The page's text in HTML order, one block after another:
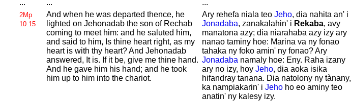
...
... ...
2Mp
10.15
And when he was departed thence, he
lighted on Jehonadab the son of Rechab
coming to meet him: and he saluted him,
and said to him, Is thine heart right, as my
heart is with thy heart? And Jehonadab
answered, It is. If it be, give me thine hand.
And he gave him his hand; and he took
him up to him into the chariot.
Ary rehefa niala teo Jeho, dia nahita an' i
Jonadaba, zanakalahin' i Rekaba, avy
manatona azy; dia niarahaba azy izy ary
nanao taminy hoe: Marina va ny fonao
tahaka ny foko amin' ny fonao? Ary
Jonadaba namaly hoe: Eny. Raha izany
ary no izy, hoy Jeho, dia aoka isika
hifandray tanana. Dia natolony ny tànany,
ka nampiakarin' i Jehoho eo aminy teo
anatin' ny kalesy izy.